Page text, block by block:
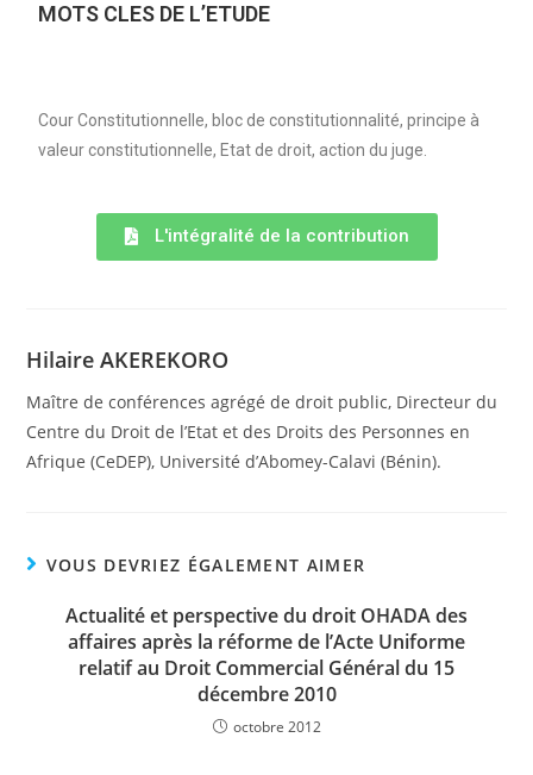
MOTS CLES DE L’ETUDE
Cour Constitutionnelle, bloc de constitutionnalité, principe à
valeur constitutionnelle, Etat de droit, action du juge.
L'intégralité de la contribution
Hilaire AKEREKORO
Maître de conférences agrégé de droit public, Directeur du
Centre du Droit de l’Etat et des Droits des Personnes en
Afrique (CeDEP), Université d’Abomey-Calavi (Bénin).
VOUS DEVRIEZ ÉGALEMENT AIMER
Actualité et perspective du droit OHADA des
affaires après la réforme de l’Acte Uniforme
relatif au Droit Commercial Général du 15
décembre 2010
octobre 2012